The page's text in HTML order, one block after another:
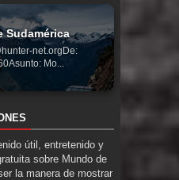
Sudamérica
net.orgDe:
Mo...
útil, entretenido y
sobre Mundo de
la manera de mostrar